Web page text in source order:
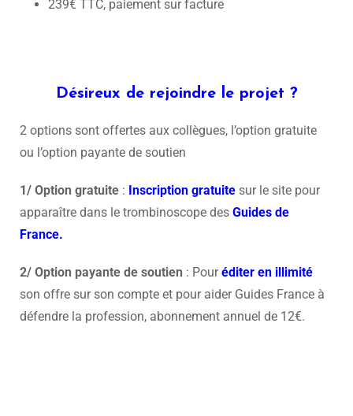
239€ TTC, paiement sur facture
Désireux de rejoindre le projet ?
2 options sont offertes aux collègues, l’option gratuite
ou l’option payante de soutien
1/ Option gratuite : Inscription gratuite sur le site pour
apparaître dans le trombinoscope des Guides de
France.
2/ Option payante de soutien : Pouréditer en illimité
son offre sur son compte et pour aider Guides France à
défendre la profession, abonnement annuel de 12€.